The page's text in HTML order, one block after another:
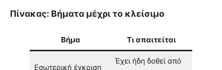
Πίνακας: Βήματα μέχρι το κλείσιμο
Βήμα Τι απαιτείται
Εσωτερική έγκριση
Έχει ήδη δοθεί από